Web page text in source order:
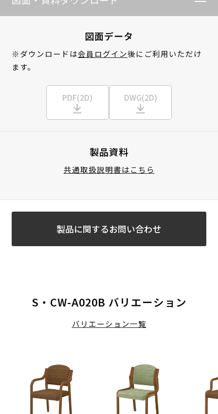
図面データ
※ダウンロードは会員ログイン後にご利用いただけ
ます。
PDF(2D) DWG(2D)
製品資料
共通取扱説明書はこちら
製品に関するお問い合わせ
S・CW-A020B バリエーション
バリエーション一覧